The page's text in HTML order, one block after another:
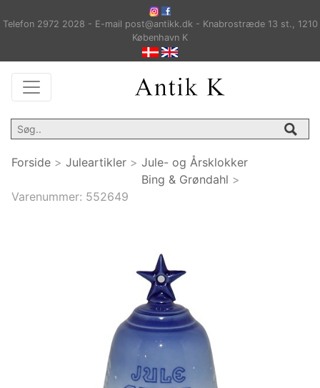
Telefon 2972 2028 - E-mail post@antikk.dk - Knabrostræde 13 st., 1210
København K
Forside > Juleartikler > Jule- og Årsklokker
Bing & Grøndahl >
Varenummer: 552649